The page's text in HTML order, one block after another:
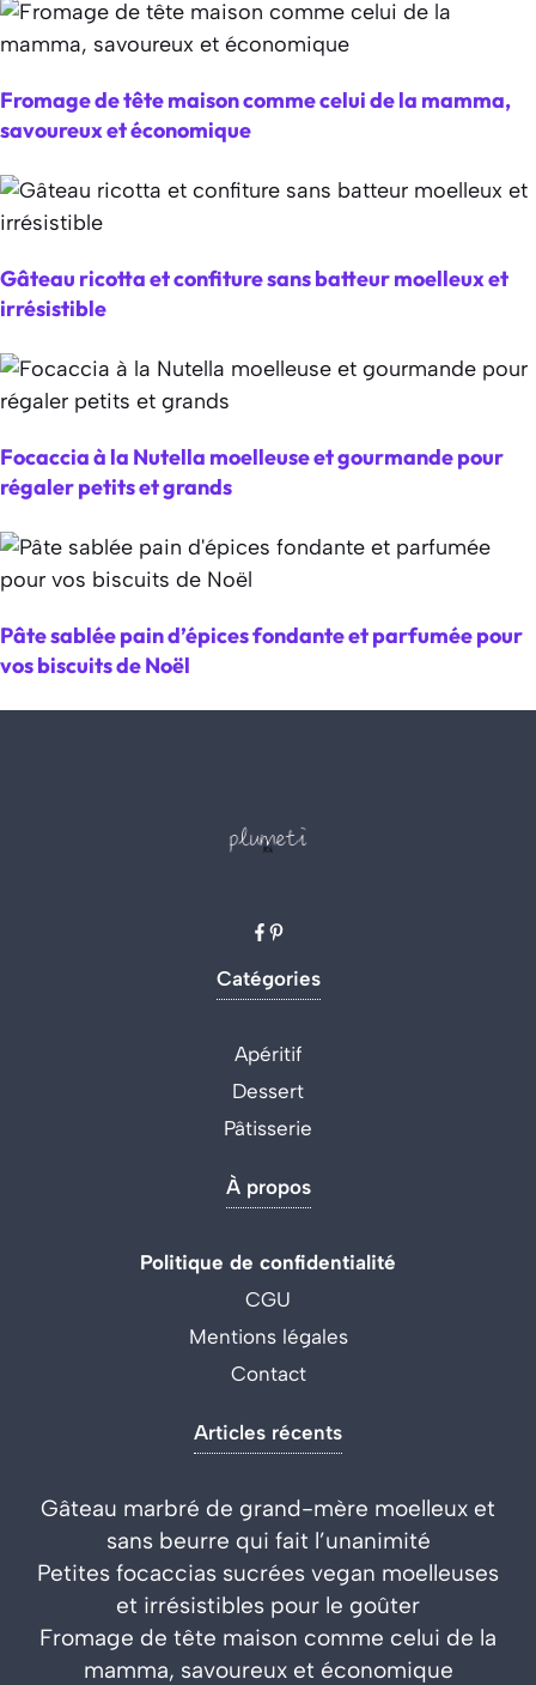
Fromage de tête maison comme celui de la mamma,
savoureux et économique
Gâteau ricotta et confiture sans batteur moelleux et
irrésistible
Focaccia à la Nutella moelleuse et gourmande pour
régaler petits et grands
Pâte sablée pain d’épices fondante et parfumée pour
vos biscuits de Noël
Catégories
Apéritif
Dessert
Pâtisserie
À propos
Politique de confidentialité
CGU
Mentions légales
Contact
Articles récents
Gâteau marbré de grand-mère moelleux et
sans beurre qui fait l’unanimité
Petites focaccias sucrées vegan moelleuses
et irrésistibles pour le goûter
Fromage de tête maison comme celui de la
mamma, savoureux et économique